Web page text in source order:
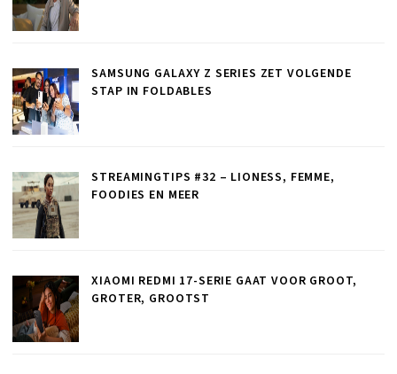
SAMSUNG GALAXY Z SERIES ZET VOLGENDE
STAP IN FOLDABLES
STREAMINGTIPS #32 – LIONESS, FEMME,
FOODIES EN MEER
XIAOMI REDMI 17-SERIE GAAT VOOR GROOT,
GROTER, GROOTST